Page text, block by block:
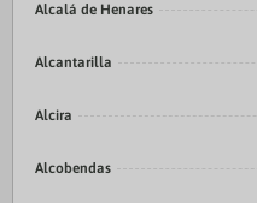
Alcalá de Henares
Alcantarilla
Alcira
Alcobendas